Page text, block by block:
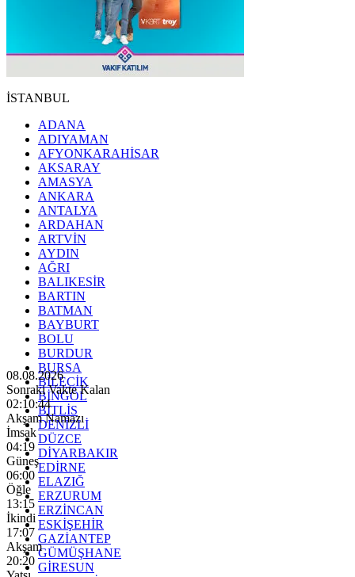
İSTANBUL
ADANA
ADIYAMAN
AFYONKARAHİSAR
AKSARAY
AMASYA
ANKARA
ANTALYA
ARDAHAN
ARTVİN
AYDIN
AĞRI
BALIKESİR
BARTIN
BATMAN
BAYBURT
BOLU
BURDUR
BURSA
BİLECİK
BİNGÖL
BİTLİS
DENİZLİ
DÜZCE
DİYARBAKIR
EDİRNE
ELAZIĞ
ERZURUM
ERZİNCAN
ESKİŞEHİR
GAZİANTEP
GÜMÜŞHANE
GİRESUN
08.08.2026
Sonraki Vakte Kalan
02:10:43
Akşam Namazı
İmsak
04:19
Güneş
06:00
Öğle
13:15
İkindi
17:07
Akşam
20:20